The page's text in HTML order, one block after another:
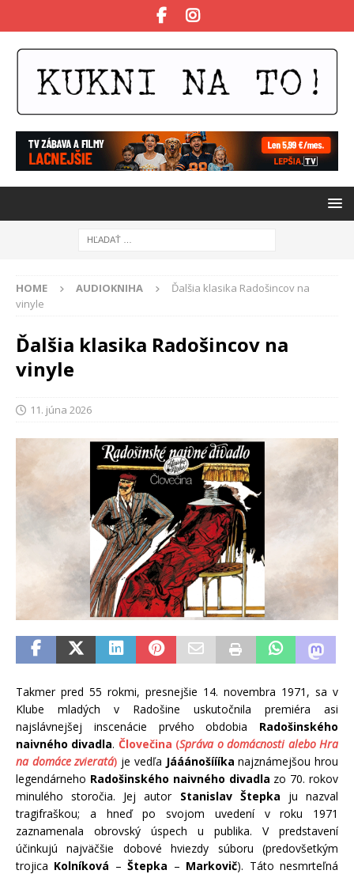
HOME AUDIOKNIHA
Ďalšia klasika Radošincov na
vinyle
Ďalšia klasika Radošincov na
vinyle
11. júna 2026
Takmer pred 55 rokmi, presnejšie 14. novembra 1971, sa v
Klube mladých v Radošine uskutočnila premiéra asi
najslávnejšej inscenácie prvého obdobia Radošinského
naivného divadla. Človečina (Správa o domácnosti alebo Hra
na domáce zvieratá) je vedľa Jááánošíííka najznámejšou hrou
legendárneho Radošinského naivného divadla zo 70. rokov
minulého storočia. Jej autor Stanislav Štepka ju nazval
tragifraškou; a hneď po svojom uvedení v roku 1971
zaznamenala obrovský úspech u publika. V predstavení
účinkujú najväčšie dobové hviezdy súboru (predovšetkým
trojica Kolníková –Štepka – Markovič). Táto nesmrteľná